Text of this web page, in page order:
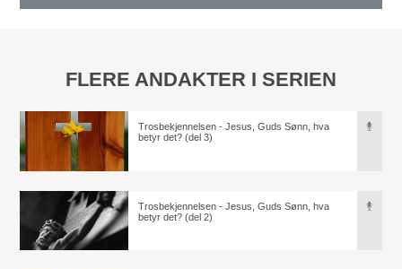
FLERE ANDAKTER I SERIEN
Trosbekjennelsen - Jesus, Guds Sønn, hva
betyr det? (del 3)
Trosbekjennelsen - Jesus, Guds Sønn, hva
betyr det? (del 2)